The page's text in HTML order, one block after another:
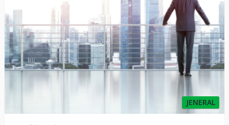
JENERAL